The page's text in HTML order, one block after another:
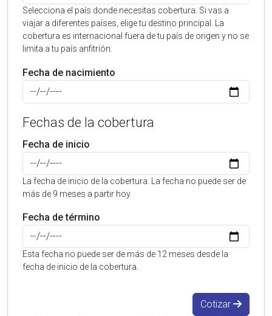
Selecciona el país donde necesitas cobertura. Si vas a
viajar a diferentes países, elige tu destino principal. La
cobertura es internacional fuera de tu país de origen y no se
limita a tu país anfitrión.
Fecha de nacimiento
Fechas de la cobertura
Fecha de inicio
La fecha de inicio de la cobertura. La fecha no puede ser de
más de 9 meses a partir hoy
Fecha de término
Esta fecha no puede ser de más de 12 meses desde la
fecha de inicio de la cobertura.
Cotizar